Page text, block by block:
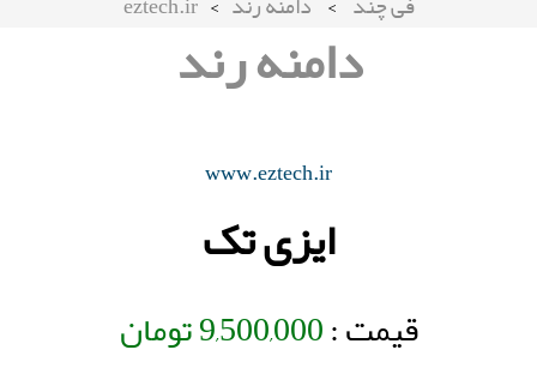
دامنه رند
www.eztech.ir
ایزی تک
قیمت :9,500,000تومان